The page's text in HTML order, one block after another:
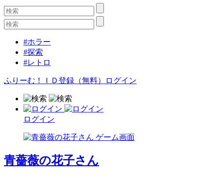
#ホラー
#探索
#レトロ
ふりーむ！ＩＤ登録（無料） ログイン
ログイン
青薔薇の花子さん